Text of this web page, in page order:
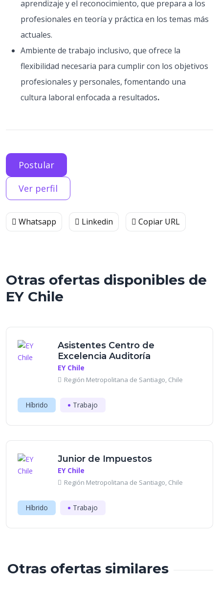
aprendizaje y el reconocimiento, que prepara a los
profesionales en teoría y práctica en los temas más
actuales.
Ambiente de trabajo inclusivo, que ofrece la
flexibilidad necesaria para cumplir con los objetivos
profesionales y personales, fomentando una
cultura laboral enfocada a resultados.
Postular
Ver perfil
Whatsapp Linkedin Copiar URL
Otras ofertas disponibles de
EY Chile
Asistentes Centro de
Excelencia Auditoría
EY Chile
Región Metropolitana de Santiago, Chile
Híbrido Trabajo
Junior de Impuestos
EY Chile
Región Metropolitana de Santiago, Chile
Híbrido Trabajo
Otras ofertas similares